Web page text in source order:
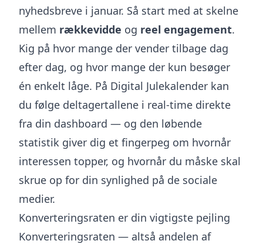
nyhedsbreve i januar. Så start med at skelne
mellem rækkevidde og reel engagement.
Kig på hvor mange der vender tilbage dag
efter dag, og hvor mange der kun besøger
én enkelt låge. På Digital Julekalender kan
du følge deltagertallene i real-time direkte
fra din dashboard — og den løbende
statistik giver dig et fingerpeg om hvornår
interessen topper, og hvornår du måske skal
skrue op for din synlighed på de sociale
medier.
Konverteringsraten er din vigtigste pejling
Konverteringsraten — altså andelen af